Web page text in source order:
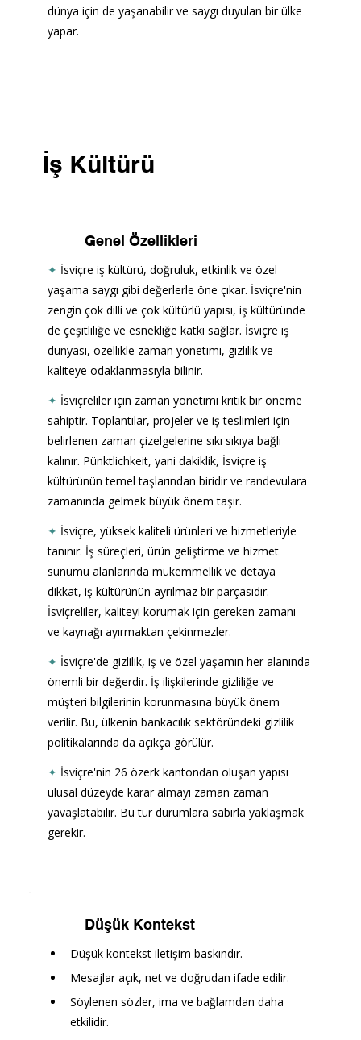
dünya için de yaşanabilir ve saygı duyulan bir ülke
yapar.
Düşük Kontekst
Düşük kontekst iletişim baskındır.
Mesajlar açık, net ve doğrudan ifade edilir.
Söylenen sözler, ima ve bağlamdan daha
etkilidir.
İş Kültürü
Genel Özellikleri
✦ İsviçre iş kültürü, doğruluk, etkinlik ve özel
yaşama saygı gibi değerlerle öne çıkar. İsviçre'nin
zengin çok dilli ve çok kültürlü yapısı, iş kültüründe
de çeşitliliğe ve esnekliğe katkı sağlar. İsviçre iş
dünyası, özellikle zaman yönetimi, gizlilik ve
kaliteye odaklanmasıyla bilinir.
✦ İsviçreliler için zaman yönetimi kritik bir öneme
sahiptir. Toplantılar, projeler ve iş teslimleri için
belirlenen zaman çizelgelerine sıkı sıkıya bağlı
kalınır. Pünktlichkeit, yani dakiklik, İsviçre iş
kültürünün temel taşlarından biridir ve randevulara
zamanında gelmek büyük önem taşır.
✦ İsviçre, yüksek kaliteli ürünleri ve hizmetleriyle
tanınır. İş süreçleri, ürün geliştirme ve hizmet
sunumu alanlarında mükemmellik ve detaya
dikkat, iş kültürünün ayrılmaz bir parçasıdır.
İsviçreliler, kaliteyi korumak için gereken zamanı
ve kaynağı ayırmaktan çekinmezler.
✦ İsviçre'de gizlilik, iş ve özel yaşamın her alanında
önemli bir değerdir. İş ilişkilerinde gizliliğe ve
müşteri bilgilerinin korunmasına büyük önem
verilir. Bu, ülkenin bankacılık sektöründeki gizlilik
politikalarında da açıkça görülür.
✦ İsviçre'nin 26 özerk kantondan oluşan yapısı
ulusal düzeyde karar almayı zaman zaman
yavaşlatabilir. Bu tür durumlara sabırla yaklaşmak
gerekir.